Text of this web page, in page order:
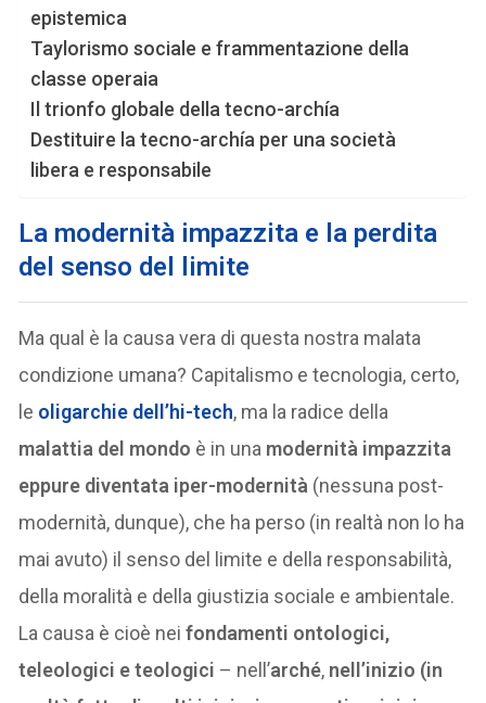
epistemica
Taylorismo sociale e frammentazione della
classe operaia
Il trionfo globale della tecno-archía
Destituire la tecno-archía per una società
libera e responsabile
La modernità impazzita e la perdita
del senso del limite
Ma qual è la causa vera di questa nostra malata
condizione umana? Capitalismo e tecnologia, certo,
le oligarchie dell’hi-tech, ma la radice della
malattia del mondo è in una modernità impazzita
eppure diventata iper-modernità (nessuna post-
modernità, dunque), che ha perso (in realtà non lo ha
mai avuto) il senso del limite e della responsabilità,
della moralità e della giustizia sociale e ambientale.
La causa è cioè neifondamenti ontologici,
teleologici e teologici – nell’arché, nell’inizio (in